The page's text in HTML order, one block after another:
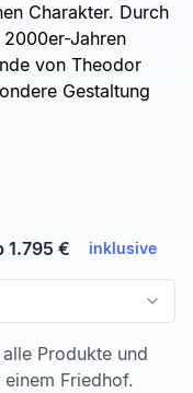
Charakter. Durch
Jahren
von Theodor
Gestaltung
1.795 € inklusive
Produkte und
Friedhof.